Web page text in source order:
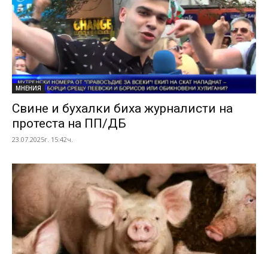
МНЕНИЯ
Свине и бухалки биха журналисти на
протеста на ПП/ДБ
23.07.2025г. 15:42ч.